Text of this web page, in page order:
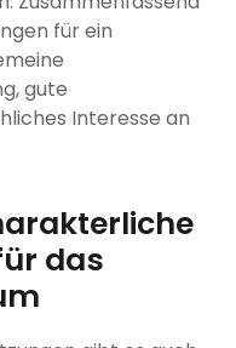
für ein
gute
Interesse an
das